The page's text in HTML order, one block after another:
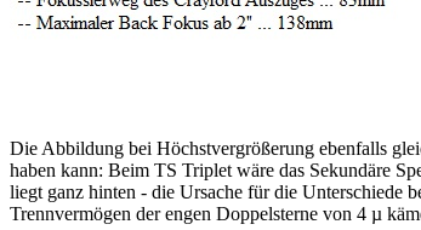
Die Abbildung bei Höchstvergrößerung ebenfalls
haben kann: Beim TS Triplet wäre das Sekundäre
liegt ganz hinten - die Ursache für die Unterschiede
Trennvermögen der engen Doppelsterne von 4 µ